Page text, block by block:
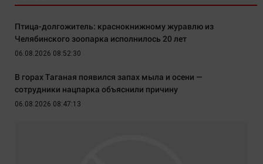
Птица-долгожитель: краснокнижному журавлю из
Челябинского зоопарка исполнилось 20 лет
06.08.2026 08:52:30
В горах Таганая появился запах мыла и осени —
сотрудники нацпарка объяснили причину
06.08.2026 08:47:13